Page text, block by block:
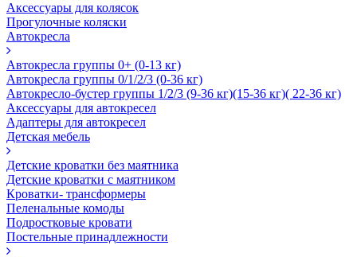
Аксессуары для колясок
Прогулочные коляски
Автокресла
Автокресла группы 0+ (0-13 кг)
Автокресла группы 0/1/2/3 (0-36 кг)
Автокресло-бустер группы 1/2/3 (9-36 кг)(15-36 кг)( 22-36 кг)
Аксессуары для автокресел
Адаптеры для автокресел
Детская мебель
Детские кроватки без маятника
Детские кроватки с маятником
Кроватки- трансформеры
Пеленальные комоды
Подростковые кровати
Постельные принадлежности